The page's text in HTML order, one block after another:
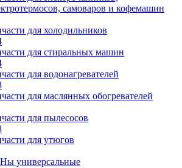
самоваров и кофемашин
для холодильников
для стиральных машин
для водонагревателей
для маслянных обогревателей
для пылесосов
для утюгов
универсальные